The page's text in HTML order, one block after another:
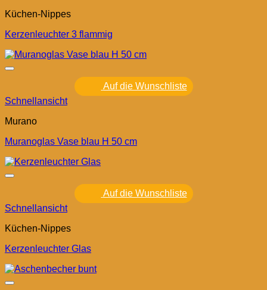
Küchen-Nippes
Kerzenleuchter 3 flammig
Auf die Wunschliste
Schnellansicht
Murano
Muranoglas Vase blau H 50 cm
Auf die Wunschliste
Schnellansicht
Küchen-Nippes
Kerzenleuchter Glas